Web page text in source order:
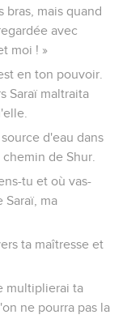
bras, mais quand
avec
moi ! »
en ton pouvoir.
Saraï maltraita
d'eau dans
de Shur.
tu et où vas-
Saraï, ma
ta maîtresse et
multiplierai ta
ne pourra pas la